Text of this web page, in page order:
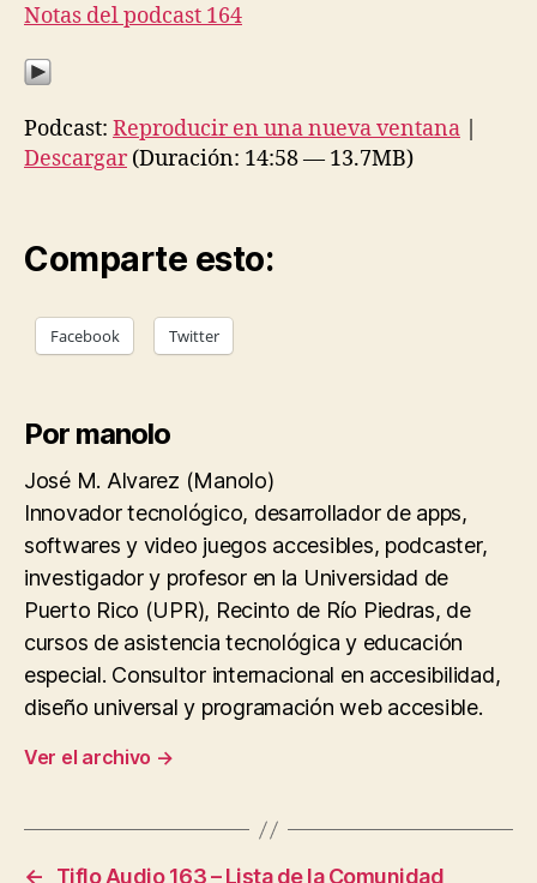
Notas del podcast 164
Podcast: Reproducir en una nueva ventana |
Descargar(Duración: 14:58 — 13.7MB)
Comparte esto:
Facebook Twitter
Por manolo
José M. Alvarez (Manolo)
Innovador tecnológico, desarrollador de apps,
softwares y video juegos accesibles, podcaster,
investigador y profesor en la Universidad de
Puerto Rico (UPR), Recinto de Río Piedras, de
cursos de asistencia tecnológica y educación
especial. Consultor internacional en accesibilidad,
diseño universal y programación web accesible.
Ver el archivo →
← Tiflo Audio 163 – Lista de la Comunidad